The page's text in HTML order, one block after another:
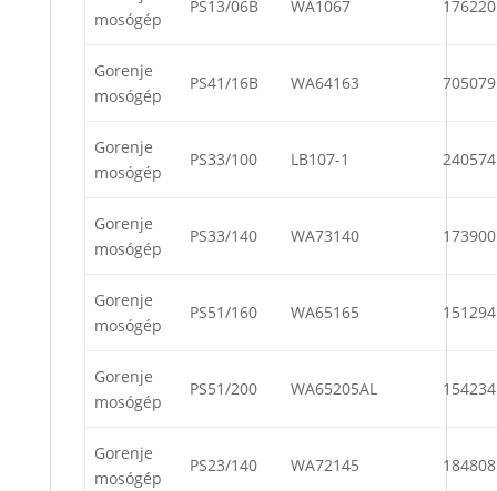
mosógép
PS13/06B WA1067 176220
Gorenje
mosógép
PS41/16B WA64163 705079
Gorenje
mosógép
PS33/100 LB107-1 240574
Gorenje
mosógép
PS33/140 WA73140 173900
Gorenje
mosógép
PS51/160 WA65165 151294
Gorenje
mosógép
PS51/200 WA65205AL 154234
Gorenje
mosógép
PS23/140 WA72145 184808